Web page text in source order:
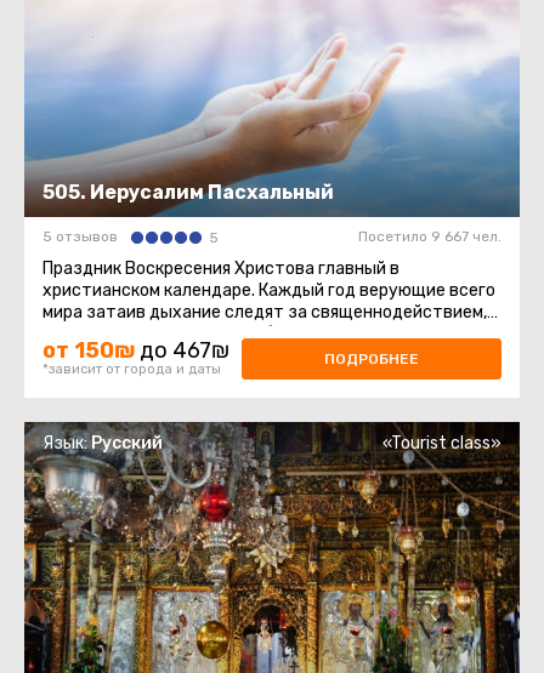
505. Иерусалим Пасхальный
5 отзывов 5 Посетило 9 667 чел.
Праздник Воскресения Христова главный в
христианском календаре. Каждый год верующие всего
мира затаив дыхание следят за священнодействием,
происходящим в Храме Гроба ...
от 150₪ до 467₪
*зависит от города и даты
ПОДРОБНЕЕ
Язык:Русский «Tourist class»